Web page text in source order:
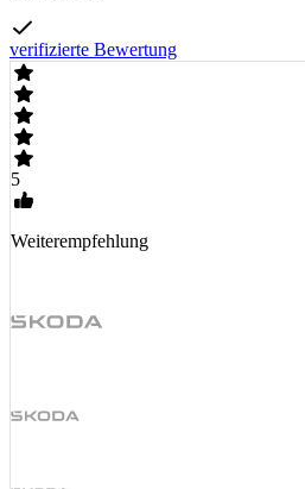
verifizierte Bewertung
5
Weiterempfehlung